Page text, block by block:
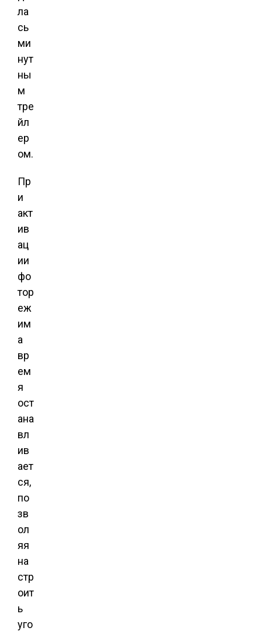
ла
сь
ми
нут
ны
м
тре
йл
ер
ом.
Пр
и
акт
ив
ац
ии
фо
тор
еж
им
а
вр
ем
я
ост
ана
вл
ив
ает
ся,
по
зв
ол
яя
на
стр
оит
ь
уго